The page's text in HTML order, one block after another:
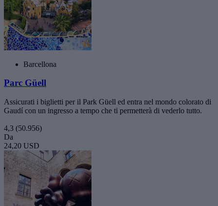
Barcellona
Parc Güell
Assicurati i biglietti per il Park Güell ed entra nel mondo colorato di
Gaudí con un ingresso a tempo che ti permetterà di vederlo tutto.
4,3 (50.956)
Da
24,20 USD